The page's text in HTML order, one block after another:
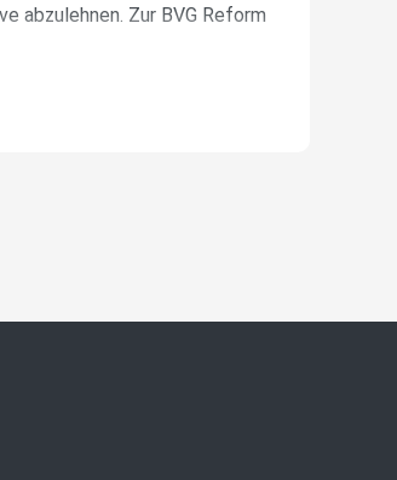
abzulehnen. Zur BVG Reform